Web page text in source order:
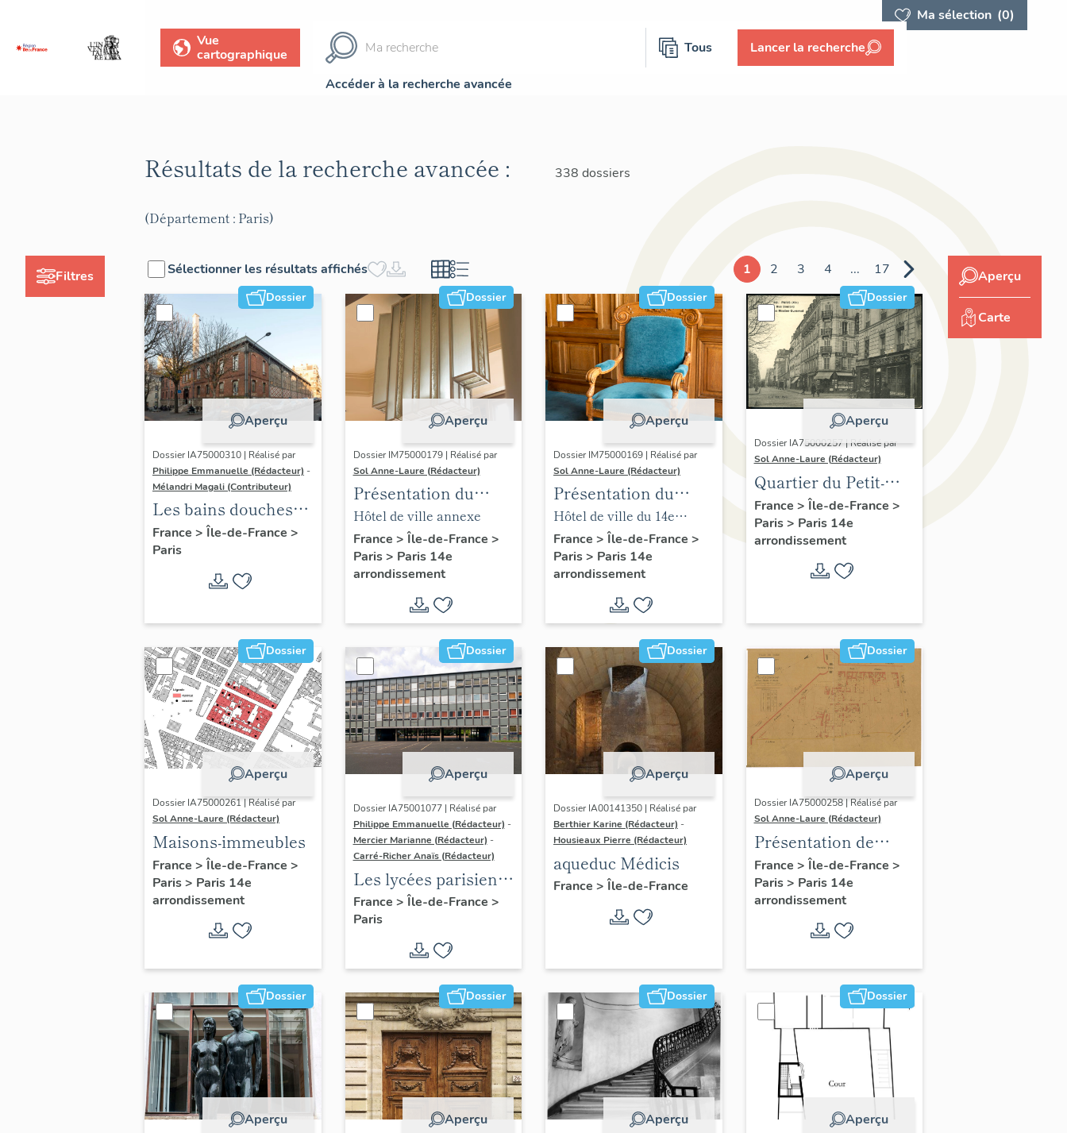
Ma sélection (0)
Vue
cartographique
Tous Lancer la recherche
Accéder à la recherche avancée
Filtres
Résultats de la recherche avancée : 338 dossiers
(Département : Paris)
Sélectionner les résultats affichés 1 2 3 4 ... 17
Dossier
Aperçu
Dossier IA75000310 | Réalisé par
Philippe Emmanuelle (Rédacteur) -
Mélandri Magali (Contributeur)
Les bains douches
municipaux de la
ville de Paris
France > Île-de-France >
Paris
Dossier
Aperçu
Dossier IM75000179 | Réalisé par
Sol Anne-Laure (Rédacteur)
Présentation du
mobilier de la mairie
annexe
Hôtel de ville annexe
France > Île-de-France >
Paris> Paris 14e
arrondissement
Dossier
Aperçu
Dossier IM75000169 | Réalisé par
Sol Anne-Laure (Rédacteur)
Présentation du
mobilier de la salle
des mariages
Hôtel de ville du 14e
arrondissement
France > Île-de-France >
Paris> Paris 14e
arrondissement
Dossier
Aperçu
Dossier IA75000257 | Réalisé par
Sol Anne-Laure (Rédacteur)
Quartier du Petit-
Montrouge
France > Île-de-France >
Paris> Paris 14e
arrondissement
Dossier
Aperçu
Dossier IA75000261 | Réalisé par
Sol Anne-Laure (Rédacteur)
Maisons-immeubles
France > Île-de-France >
Paris> Paris 14e
arrondissement
Dossier
Aperçu
Dossier IA75001077 | Réalisé par
Philippe Emmanuelle (Rédacteur) -
Mercier Marianne (Rédacteur) -
Carré-Richer Anaïs (Rédacteur)
Les lycées parisiens
de Jean-Claude
Dondel et Roger
France > Île-de-France >
Paris
Dossier
Aperçu
Dossier IA00141350 | Réalisé par
Berthier Karine (Rédacteur) -
Housieaux Pierre (Rédacteur)
aqueduc Médicis
France > Île-de-France
Dossier
Aperçu
Dossier IA75000258 | Réalisé par
Sol Anne-Laure (Rédacteur)
Présentation de
l'étude du
patrimoine sur le
quartier du Petit-
Montrouge
France > Île-de-France >
Paris> Paris 14e
arrondissement
Dossier
Aperçu
Dossier
Aperçu
Dossier
Aperçu
Dossier
Aperçu
Aperçu
Carte